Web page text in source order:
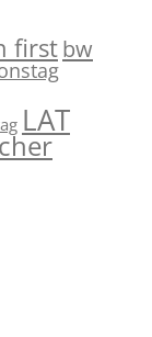
firstbw
LAT